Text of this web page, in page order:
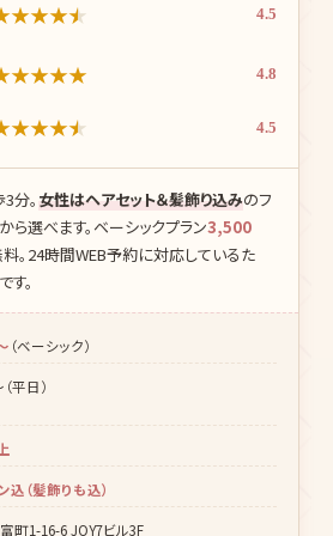
★★★★ 4.5
★★★★ 4.8
★★★★ 4.5
分。 女性はヘアセット＆髪飾り込みのフ
ら選べます。ベーシックプラン3,500
。24時間WEB予約に対応しているた
。
（ベーシック）
平日）
込（髪飾りも込）
町1-16-6 JOY7ビル3F